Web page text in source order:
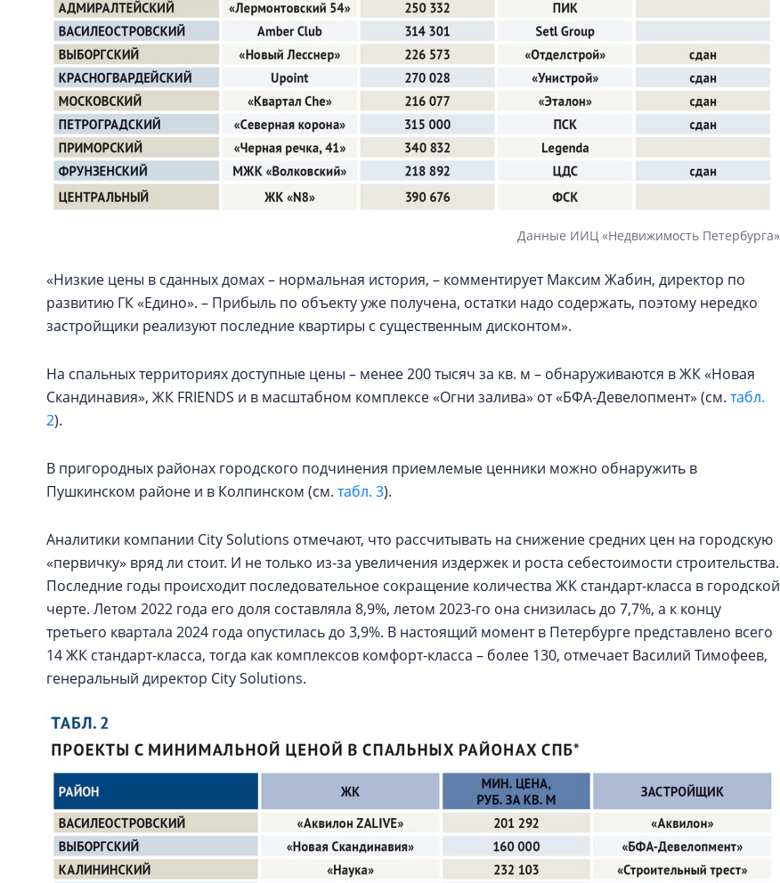
Данные ИИЦ «Недвижимость Петербурга»
«Низкие цены в сданных домах – нормальная история, – комментирует Максим Жабин, директор по
развитию ГК «Едино». – Прибыль по объекту уже получена, остатки надо содержать, поэтому нередко
застройщики реализуют последние квартиры с существенным дисконтом».
На спальных территориях доступные цены – менее 200 тысяч за кв. м – обнаруживаются в ЖК «Новая
Скандинавия», ЖК FRIENDS и в масштабном комплексе «Огни залива» от «БФА-Девелопмент» (см. табл.
2).
В пригородных районах городского подчинения приемлемые ценники можно обнаружить в
Пушкинском районе и в Колпинском (см. табл. 3).
Аналитики компании City Solutions отмечают, что рассчитывать на снижение средних цен на городскую
«первичку» вряд ли стоит. И не только из-за увеличения издержек и роста себестоимости строительства.
Последние годы происходит последовательное сокращение количества ЖК стандарт-класса в городской
черте. Летом 2022 года его доля составляла 8,9%, летом 2023-го она снизилась до 7,7%, а к концу
третьего квартала 2024 года опустилась до 3,9%. В настоящий момент в Петербурге представлено всего
14 ЖК стандарт-класса, тогда как комплексов комфорт-класса – более 130, отмечает Василий Тимофеев,
генеральный директор City Solutions.